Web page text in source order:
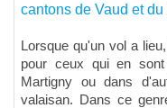
cantons de Vaud et
Lorsque qu'un vol a
pour ceux qui en
Martigny ou dans
valaisan. Dans ce